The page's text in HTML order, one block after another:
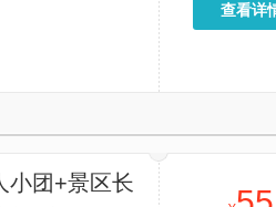
查看详
小团+景区长